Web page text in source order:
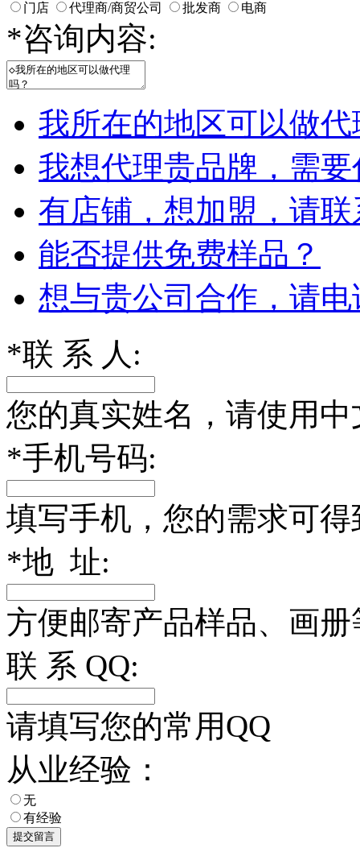
门店 代理商/商贸公司 批发商 电商
*咨询内容:
我所在的地区可以做
我想代理贵品牌，需
有店铺，想加盟，请
能否提供免费样品？
想与贵公司合作，请
*联 系 人:
您的真实姓名，请使用中
*手机号码:
填写手机，您的需求可
*地 址:
方便邮寄产品样品、画
联 系 QQ:
请填写您的常用QQ
从业经验：
无
有经验